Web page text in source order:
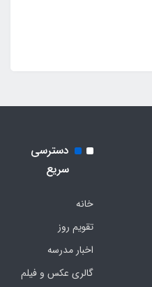
دسترسی
سریع
خانه
تقویم روز
اخبار مدرسه
گالری عکس و فیلم